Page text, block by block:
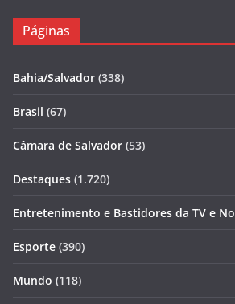
Páginas
Bahia/Salvador (338)
Brasil (67)
Câmara de Salvador (53)
Destaques (1.720)
Entretenimento e Bastidores da TV e
Esporte (390)
Mundo (118)